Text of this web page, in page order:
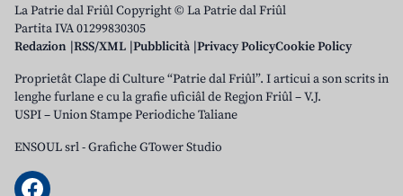
La Patrie dal Friûl Copyright © La Patrie dal Friûl
Partita IVA 01299830305
Redazion RSS/XML Pubblicità Privacy PolicyCookie Policy
Proprietât Clape di Culture “Patrie dal Friûl”. I articui a son scrits in
lenghe furlane e cu la grafie uficiâl de Regjon Friûl – V.J.
USPI – Union Stampe Periodiche Taliane
ENSOUL srl-Grafiche GTower Studio